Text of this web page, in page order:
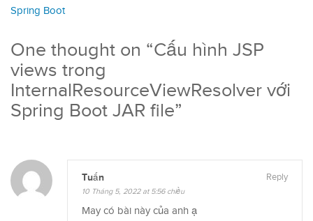
Spring Boot
One thought on “Cấu hình JSP
views trong
InternalResourceViewResolver với
Spring Boot JAR file”
Tuấn
10 Tháng 5, 2022 at 5:56 chiều
Reply
May có bài này của anh ạ